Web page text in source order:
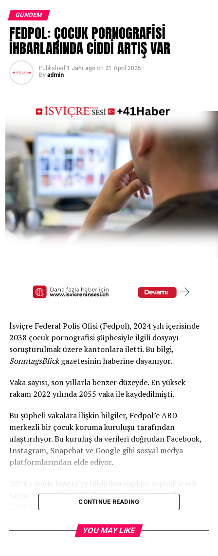
GÜNDEM
FEDPOL: ÇOCUK PORNOGRAFİSİ
İHBARLARINDA CİDDİ ARTIŞ VAR
Published 1 Jahr ago on 21 April 2025
By admin
İsviçre Federal Polis Ofisi (Fedpol), 2024 yılı içerisinde
2038 çocuk pornografisi şüphesiyle ilgili dosyayı
soruşturulmak üzere kantonlara iletti. Bu bilgi,
SonntagsBlickgazetesinin haberine dayanıyor.
Vaka sayısı, son yıllarla benzer düzeyde. En yüksek
rakam 2022 yılında 2055 vaka ile kaydedilmişti.
Bu şüpheli vakalara ilişkin bilgiler, Fedpol’e ABD
merkezli bir çocuk koruma kuruluşu tarafından
ulaştırılıyor. Bu kuruluş da verileri doğrudan Facebook,
Instagram, Snapchat ve Google gibi sosyal medya
platformlarından elde ediyor.
2024 yılında İsviçre’ye bildirilen toplam şüpheli içerik
sayısı 15.736 olarak kayda geçti. Bu sayı, 2021’de
7.200’dü. Ancak bildirilen her vaka yasal işlemle
suç unsuru bulunması ve şüphelinin kimliğinin tespit
CONTINUE READING
YOU MAY LIKE